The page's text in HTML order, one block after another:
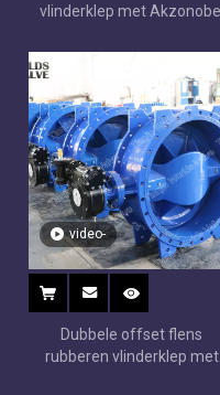
vlinderklep met Akzonobel
video-
Dubbele offset flens
rubberen vlinderklep met